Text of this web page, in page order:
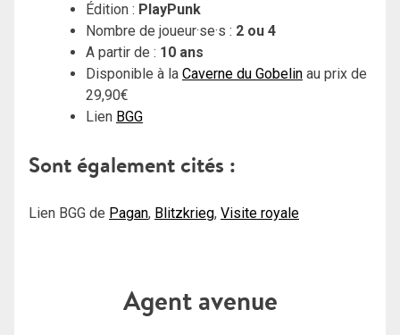
Édition : PlayPunk
Nombre de joueur·se·s : 2 ou 4
A partir de : 10 ans
Disponible à la Caverne du Gobelin au prix de
29,90€
Lien BGG
Sont également cités :
Lien BGG de Pagan, Blitzkrieg, Visite royale
Agent avenue